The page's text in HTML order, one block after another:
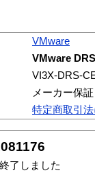
VMware
VMware
VI3X-DRS-
メーカー保証
特定商取引
了しました